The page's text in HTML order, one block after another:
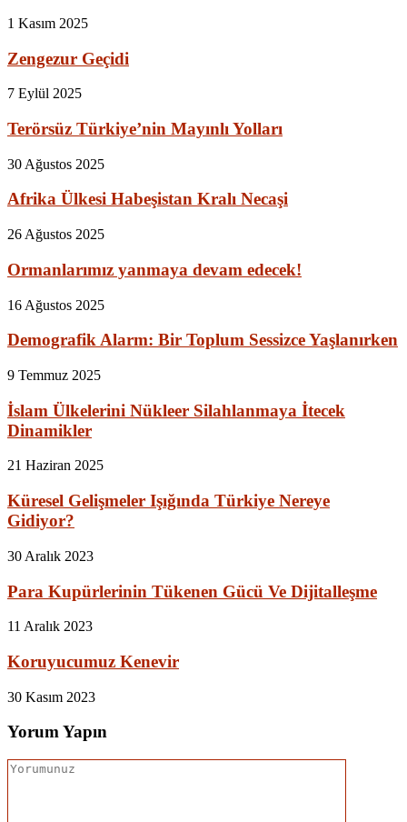
1 Kasım 2025
Zengezur Geçidi
7 Eylül 2025
Terörsüz Türkiye’nin Mayınlı Yolları
30 Ağustos 2025
Afrika Ülkesi Habeşistan Kralı Necaşi
26 Ağustos 2025
Ormanlarımız yanmaya devam edecek!
16 Ağustos 2025
Demografik Alarm: Bir Toplum Sessizce Yaşlanırken
9 Temmuz 2025
İslam Ülkelerini Nükleer Silahlanmaya İtecek
Dinamikler
21 Haziran 2025
Küresel Gelişmeler Işığında Türkiye Nereye
Gidiyor?
30 Aralık 2023
Para Kupürlerinin Tükenen Gücü Ve Dijitalleşme
11 Aralık 2023
Koruyucumuz Kenevir
30 Kasım 2023
Yorum Yapın